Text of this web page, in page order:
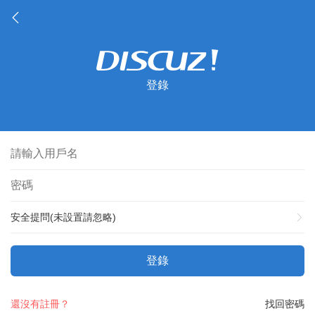
登錄
安全提問(未設置請忽略)
登錄
找回密碼
還沒有註冊？